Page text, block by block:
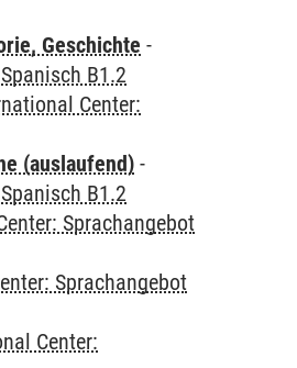
Geschichte -
Spanisch B1.2
Center:
(auslaufend) -
Spanisch B1.2
Sprachangebot
Sprachangebot
Center: